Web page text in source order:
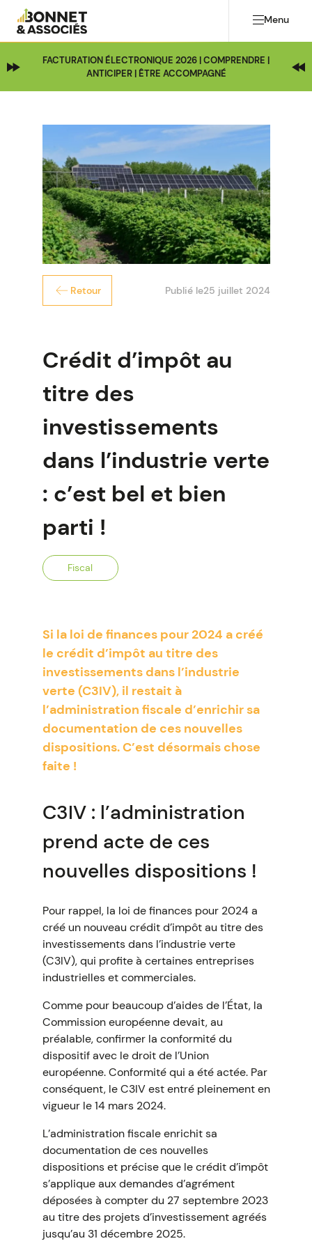
Menu
FACTURATION ÉLECTRONIQUE 2026 | COMPRENDRE |
ANTICIPER | ÊTRE ACCOMPAGNÉ
Retour Publié le25 juillet 2024
Crédit d’impôt au
titre des
investissements
dans l’industrie verte
: c’est bel et bien
parti !
Fiscal
Si la loi de finances pour 2024 a créé
le crédit d’impôt au titre des
investissements dans l’industrie
verte (C3IV), il restait à
l’administration fiscale d’enrichir sa
documentation de ces nouvelles
dispositions. C’est désormais chose
faite !
C3IV : l’administration
prend acte de ces
nouvelles dispositions !
Pour rappel, la loi de finances pour 2024 a
créé un nouveau crédit d’impôt au titre des
investissements dans l’industrie verte
(C3IV), qui profite à certaines entreprises
industrielles et commerciales.
Comme pour beaucoup d’aides de l’État, la
Commission européenne devait, au
préalable, confirmer la conformité du
dispositif avec le droit de l’Union
européenne. Conformité qui a été actée. Par
conséquent, le C3IV est entré pleinement en
vigueur le 14 mars 2024.
L’administration fiscale enrichit sa
documentation de ces nouvelles
dispositions et précise que le crédit d’impôt
s’applique aux demandes d’agrément
déposées à compter du 27 septembre 2023
au titre des projets d’investissement agréés
jusqu’au 31 décembre 2025.